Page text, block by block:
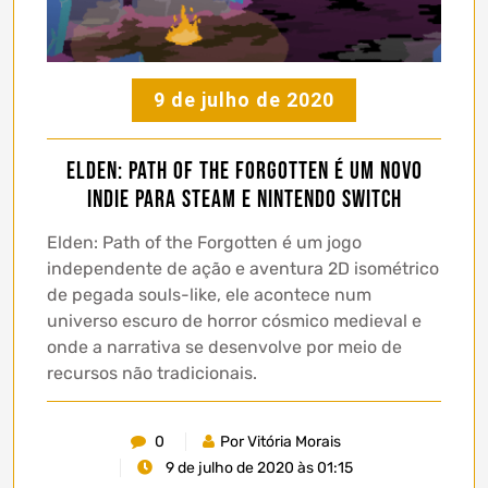
9 de julho de 2020
Elden: Path of the Forgotten é um novo
indie para Steam e Nintendo Switch
Elden: Path of the Forgotten é um jogo
independente de ação e aventura 2D isométrico
de pegada souls-like, ele acontece num
universo escuro de horror cósmico medieval e
onde a narrativa se desenvolve por meio de
recursos não tradicionais.
0
Por Vitória Morais
9 de julho de 2020 às 01:15